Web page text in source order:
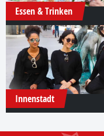
Essen & Trinken
Innenstadt